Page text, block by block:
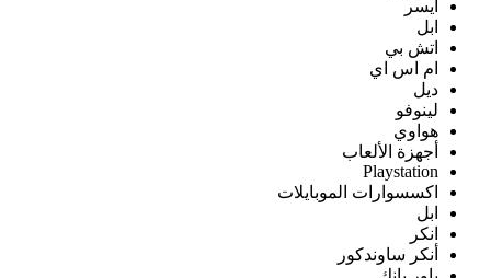
أيسر
ابل
اتش بي
ام اس اي
ديل
لينوفو
هواوي
أجهزة الألعاب
Playstation
اكسسوارات الموبايلات
ابل
انكر
أنكر ساوندكور